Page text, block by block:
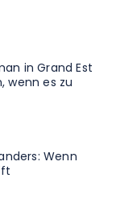
in Grand Est
wenn es zu
Wenn